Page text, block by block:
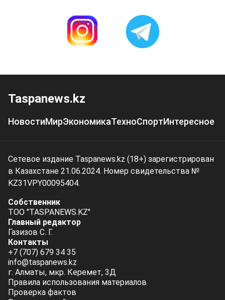
Taspanews.kz
НовостиМирЭкономикаТехноСпортИнтересное
Сетевое издание Taspanews.kz (18+) зарегистрирован
в Казахстане 21.06.2024. Номер свидетельства №
KZ31VPY00095404.
Собственник
ТОО "TASPANEWS.KZ"
Главный редактор
Газизов С. Г.
Контакты
+7 (707) 679 34 35
info@taspanews.kz
г. Алматы, мкр. Керемет, 3Д
Правила использования материалов
Проверка фактов